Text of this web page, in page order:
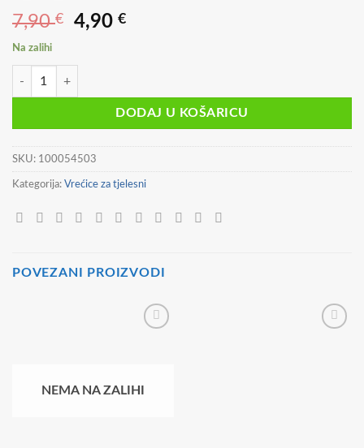
7,90€
Izvorna
bila
7,90 €.
4,90€Trenutna
Na zalihi
Vrećica za tjelesni Liverpool količina
DODAJ U KOŠARICU
SKU: 100054503
Kategorija: Vrećice za tjelesni
POVEZANI PROIZVODI
NEMA NA ZALIHI